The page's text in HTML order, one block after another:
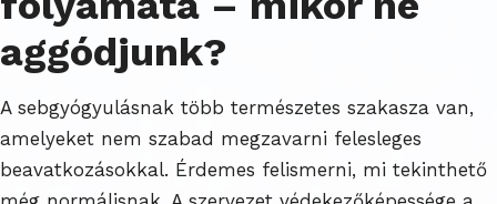
aggódjunk?
A sebgyógyulásnak több természetes szakasza van,
amelyeket nem szabad megzavarni felesleges
beavatkozásokkal. Érdemes felismerni, mi tekinthető